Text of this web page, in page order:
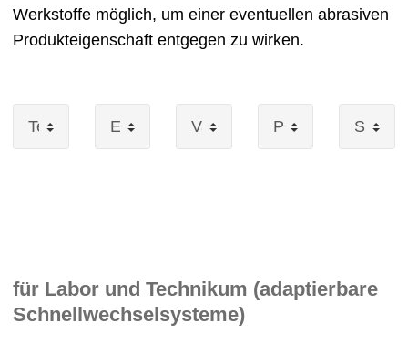
Werkstoffe möglich, um einer eventuellen abrasiven
Produkteigenschaft entgegen zu wirken.
für Labor und Technikum (adaptierbare
Schnellwechselsysteme)